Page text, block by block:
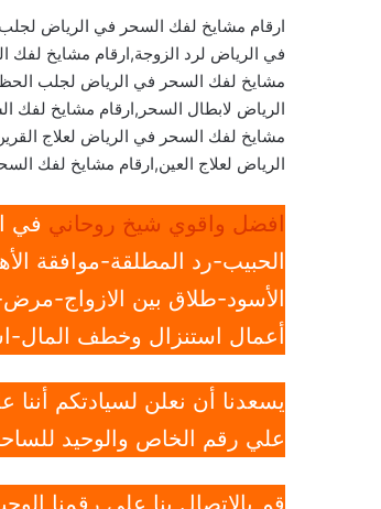
ارقام مشايخ لفك السحر في الرياض
في الرياض لرد الزوجة,ارقام مشايخ لفك
مشايخ لفك السحر في الرياض لجلب
الرياض لابطال السحر,ارقام مشايخ لفك
مشايخ لفك السحر في الرياض لعلاج
الرياض لعلاج العين,ارقام مشايخ لفك
افضل واقوي شيخ روحاني في
الحبيب-رد المطلقة-موافقة
الأسود-طلاق بين الازواج-
أعمال استنزال وخطف المال-
يسعدنا أن نعلن لسيادتكم
علي رقم الخاص والوحيد
قم بالاتصال بنا علي رقمنا